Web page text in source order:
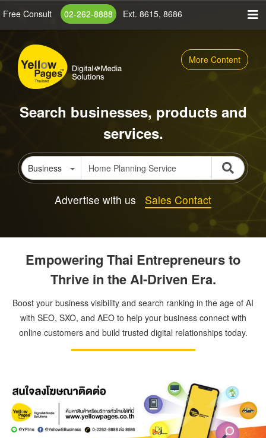
content
Free Consult 02-262-8888 Ext. 8615, 8686
More Content
Search businesses, products and
services.
Business
Advertise with us Sales Contact
Empowering Thai Entrepreneurs to
Thrive in the AI-Driven Era.
Boost your business visibility and search ranking in the age of AI
with SEO, SXO, and AEO to help your business connect with
online customers and build trusted digital relationships today.